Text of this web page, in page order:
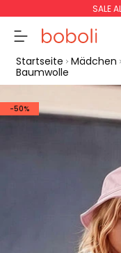
SALE
Startseite Mädchen
Baumwolle
-50%